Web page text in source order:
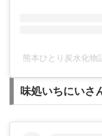
熊本ひとり炭水化物
味処いちにいさ